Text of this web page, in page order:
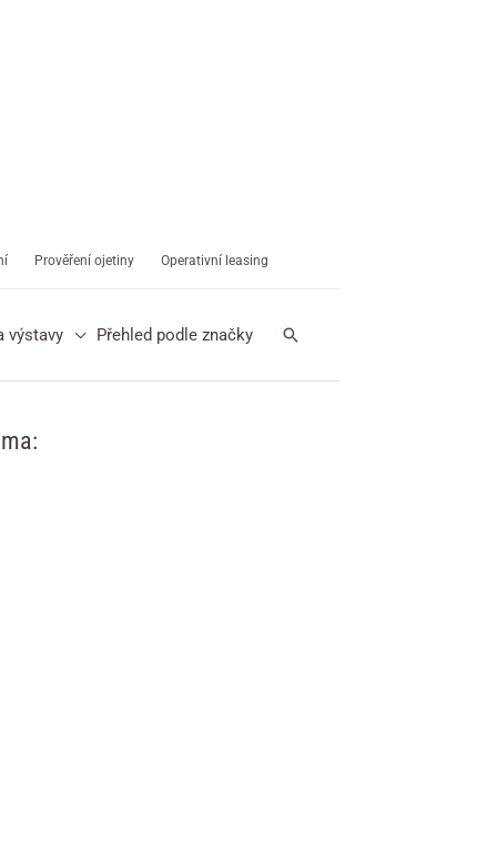
Prověření ojetiny Operativní leasing
výstavy Přehled podle značky Hledat